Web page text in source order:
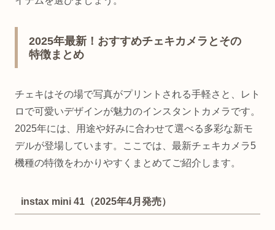
2025年最新！おすすめチェキカメラとその
特徴まとめ
チェキはその場で写真がプリントされる手軽さと、レト
ロで可愛いデザインが魅力のインスタントカメラです。
2025年には、用途や好みに合わせて選べる多彩な新モ
デルが登場しています。ここでは、最新チェキカメラ5
機種の特徴をわかりやすくまとめてご紹介します。
instax mini 41（2025年4月発売）